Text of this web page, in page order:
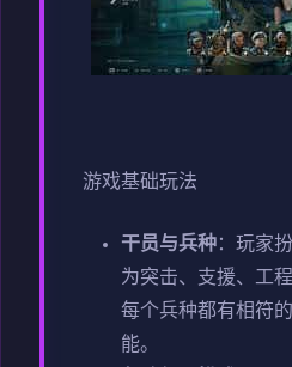
游戏基础玩法
干员与兵种：玩家
为突击、支援、工
每个兵种都有相符
能。